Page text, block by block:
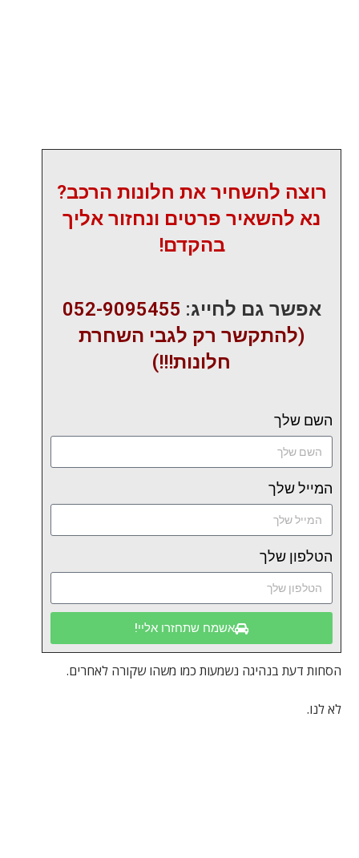
רוצה להשחיר את חלונות הרכב?
נא להשאיר פרטים ונחזור אליך
בהקדם!
אפשר גם לחייג: 052-9095455
(להתקשר רק לגבי השחרת
חלונות!!!)
השם שלך
המייל שלך
הטלפון שלך
אשמח שתחזרו אליי!
הסחות דעת בנהיגה נשמעות כמו משהו שקורה לאחרים.
לא לנו.